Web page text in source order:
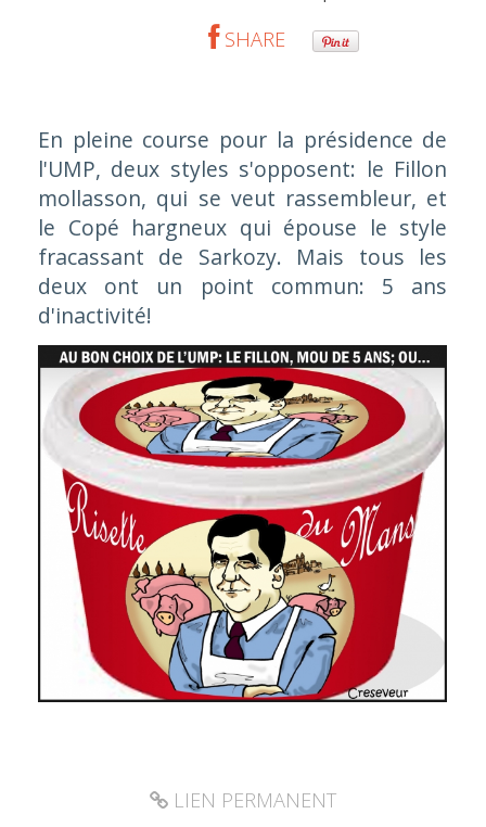
SHARE
En pleine course pour la présidence de
l'UMP, deux styles s'opposent: le Fillon
mollasson, qui se veut rassembleur, et
le Copé hargneux qui épouse le style
fracassant de Sarkozy. Mais tous les
deux ont un point commun: 5 ans
d'inactivité!
LIEN PERMANENT